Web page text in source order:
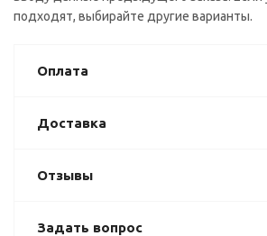
подходят, выбирайте другие варианты.
Оплата
Доставка
Отзывы
Задать вопрос